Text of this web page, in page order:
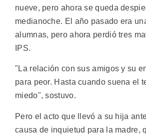
nueve, pero ahora se queda
medianoche. El año pasado era
alumnas, pero ahora perdió tres
IPS.
"La relación con sus amigos y su
para peor. Hasta cuando suena el
miedo", sostuvo.
Pero el acto que llevó a su hija
causa de inquietud para la madre,